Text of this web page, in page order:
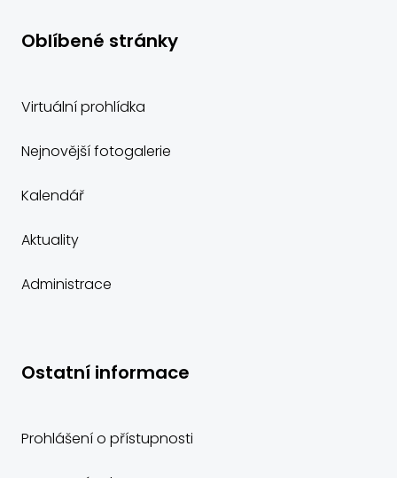
Oblíbené stránky
Virtuální prohlídka
Nejnovější fotogalerie
Kalendář
Aktuality
Administrace
Ostatní informace
Prohlášení o přístupnosti